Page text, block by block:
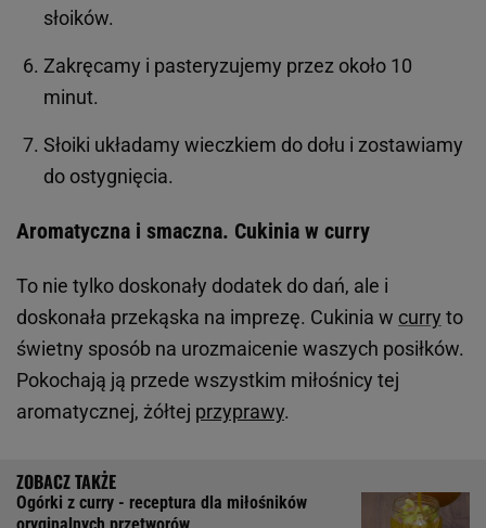
słoików.
Zakręcamy i pasteryzujemy przez około 10
minut.
Słoiki układamy wieczkiem do dołu i zostawiamy
do ostygnięcia.
Aromatyczna i smaczna. Cukinia w curry
To nie tylko doskonały dodatek do dań, ale i
doskonała przekąska na imprezę. Cukinia w curry to
świetny sposób na urozmaicenie waszych posiłków.
Pokochają ją przede wszystkim miłośnicy tej
aromatycznej, żółtej przyprawy.
Ogórki z curry - receptura dla miłośników